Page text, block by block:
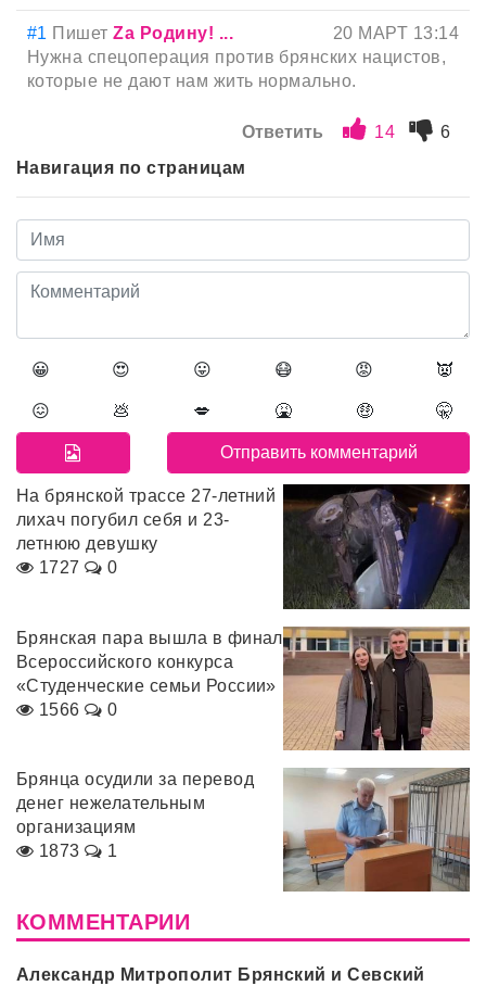
#1 ПишетZа Родину! ...
20 МАРТ 13:14
Нужна спецоперация против брянских нацистов,
которые не дают нам жить нормально.
Ответить 14
6
Навигация по страницам
😀 😍 😛 😷 😡 👿
😖 💩 💋 🤮 🤑 🤫
На брянской трассе 27-летний
лихач погубил себя и 23-
летнюю девушку
1727
0
Брянская пара вышла в финал
Всероссийского конкурса
«Студенческие семьи России»
1566
0
Брянца осудили за перевод
денег нежелательным
организациям
1873
1
КОММЕНТАРИИ
Александр Митрополит Брянский и Севский